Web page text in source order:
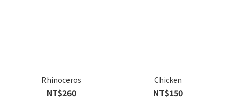
Rhinoceros
NT$260
Chicken
NT$150